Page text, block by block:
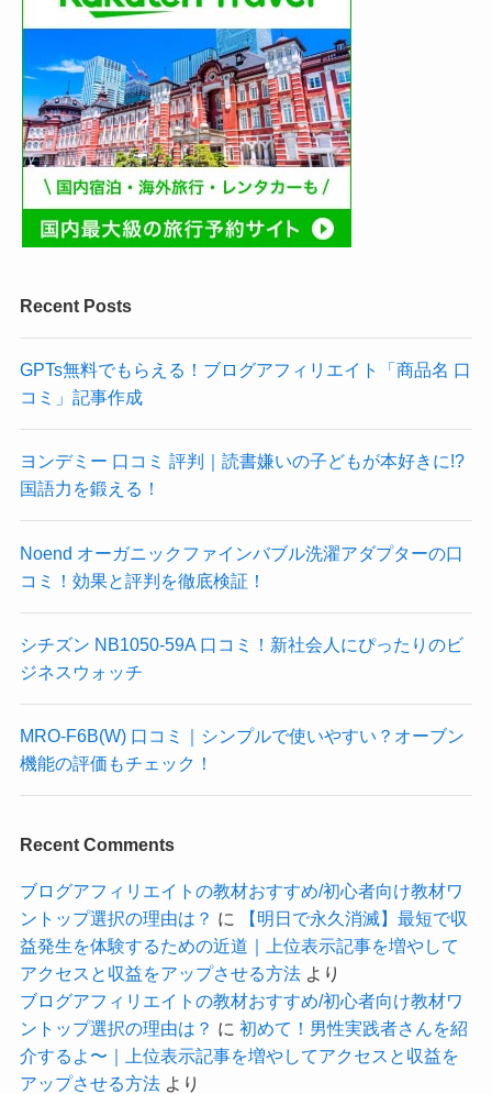
Recent Posts
GPTs無料でもらえる！ブログアフィリエイト「商品名 口
コミ」記事作成
ヨンデミー 口コミ 評判｜読書嫌いの子どもが本好きに!?
国語力を鍛える！
Noend オーガニックファインバブル洗濯アダプターの口
コミ！効果と評判を徹底検証！
シチズン NB1050-59A 口コミ！新社会人にぴったりのビ
ジネスウォッチ
MRO-F6B(W) 口コミ｜シンプルで使いやすい？オーブン
機能の評価もチェック！
Recent Comments
ブログアフィリエイトの教材おすすめ/初心者向け教材ワ
ントップ選択の理由は？ に
【明日で永久消滅】最短で収
益発生を体験するための近道｜上位表示記事を増やして
アクセスと収益をアップさせる方法より
ブログアフィリエイトの教材おすすめ/初心者向け教材ワ
ントップ選択の理由は？ に 初めて！男性実践者さんを紹
介するよ〜｜上位表示記事を増やしてアクセスと収益を
アップさせる方法より